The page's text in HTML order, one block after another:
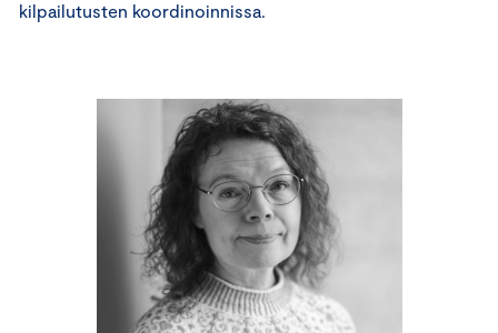
kilpailutusten koordinoinnissa.